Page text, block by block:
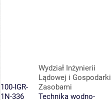
100-IGR-
1N-336
Wydział Inżynierii
Lądowej i Gospodarki
Zasobami
Technika wodno-